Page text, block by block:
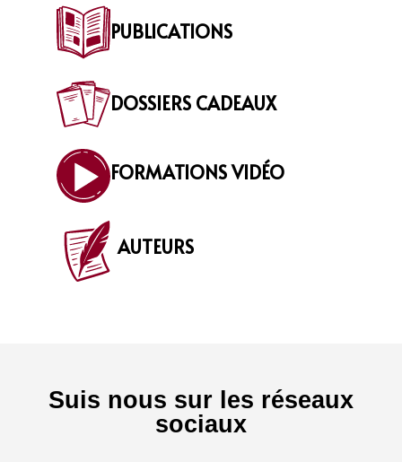
PUBLICATIONS
DOSSIERS CADEAUX
FORMATIONS VIDÉO
AUTEURS
Suis nous sur les réseaux
sociaux